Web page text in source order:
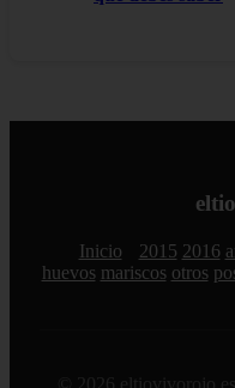
Inicio 2015 2016
huevos mariscos otros